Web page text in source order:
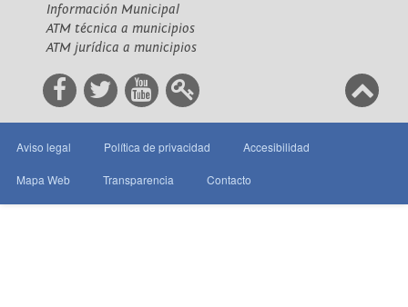
Información Municipal
ATM técnica a municipios
ATM jurídica a municipios
Aviso legal Política de privacidad Accesibilidad
Mapa Web Transparencia Contacto